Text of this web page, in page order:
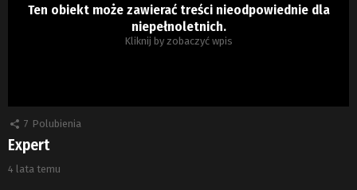
Ten obiekt może zawierać treści nieodpowiednie dla
niepełnoletnich.
Kliknij by zobaczyć wpis
7 Polubienia
Expert
4 lata temu